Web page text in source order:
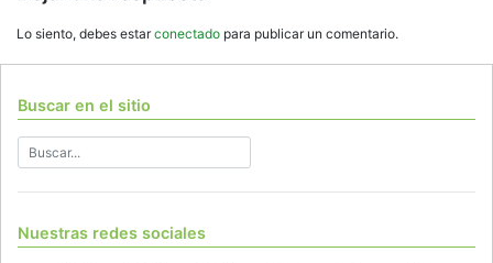
Lo siento, debes estarconectado para publicar un comentario.
Buscar en el sitio
Nuestras redes sociales